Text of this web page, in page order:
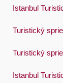
Istanbul
Turistický
Turistický
Istanbul